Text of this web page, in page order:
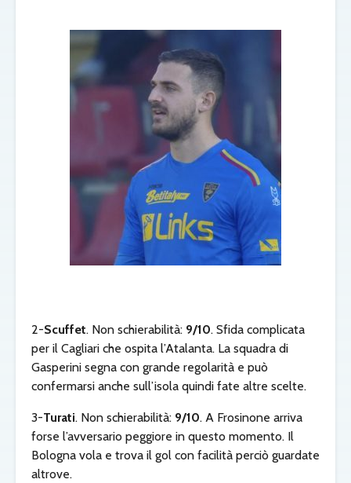
2-Scuffet. Non schierabilità: 9/10. Sfida complicata
per il Cagliari che ospita l’Atalanta. La squadra di
Gasperini segna con grande regolarità e può
confermarsi anche sull’isola quindi fate altre scelte.
3-Turati. Non schierabilità: 9/10. A Frosinone arriva
forse l’avversario peggiore in questo momento. Il
Bologna vola e trova il gol con facilità perciò guardate
altrove.